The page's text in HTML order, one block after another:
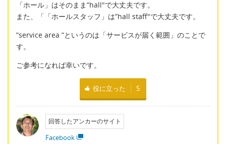
「ホール」はそのまま”hall"で大丈夫です。
また、「「ホールスタッフ」は”hall staff"で大丈夫です。
”service area ”というのは「サービスが届く範囲」のことで
す。
ご参考になれば幸いです。
役に立った 5
回答したアンカーのサイト
Facebook